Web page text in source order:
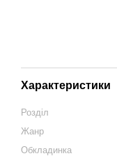
Характеристики
Розділ
Жанр
Обкладинка